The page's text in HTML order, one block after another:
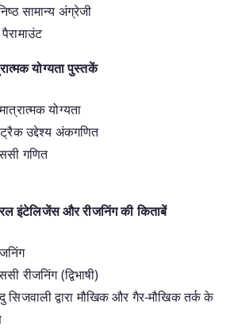
सामान्य अंग्रेजी
योग्यता पुस्तकें
योग्यता
ट्रैक उद्देश्य अंकगणित
गणित
इंटेलिजेंस और रीजनिंग की किताबें
रीजनिंग (द्विभाषी)
सिजवाली द्वारा मौखिक और गैर-मौखिक तर्क के